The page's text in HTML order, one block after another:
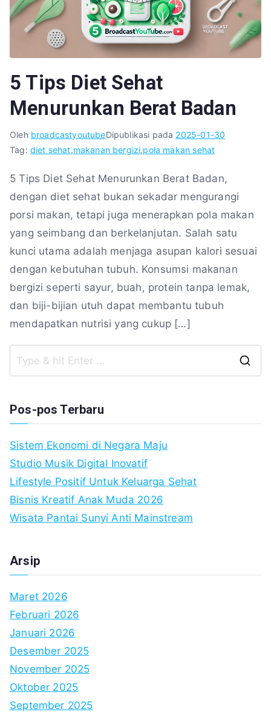
5 Tips Diet Sehat
Menurunkan Berat Badan
Oleh broadcastyoutubeDipublikasi pada 2025-01-30
Tag: diet sehat,makanan bergizi,pola makan sehat
5 Tips Diet Sehat Menurunkan Berat Badan,
dengan diet sehat bukan sekadar mengurangi
porsi makan, tetapi juga menerapkan pola makan
yang seimbang dan berkelanjutan. Salah satu
kunci utama adalah menjaga asupan kalori sesuai
dengan kebutuhan tubuh. Konsumsi makanan
bergizi seperti sayur, buah, protein tanpa lemak,
dan biji-bijian utuh dapat membantu tubuh
mendapatkan nutrisi yang cukup […]
Pos-pos Terbaru
Sistem Ekonomi di Negara Maju
Studio Musik Digital Inovatif
Lifestyle Positif Untuk Keluarga Sehat
Bisnis Kreatif Anak Muda 2026
Wisata Pantai Sunyi Anti Mainstream
Arsip
Maret 2026
Februari 2026
Januari 2026
Desember 2025
November 2025
Oktober 2025
September 2025